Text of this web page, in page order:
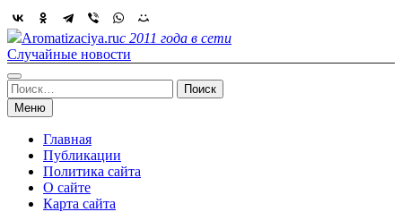
Skip
to
content
Aromatizaciya.ruс 2011 года в сети
Случайные новости
Найти:
Меню
Главная
Публикации
Политика сайта
О сайте
Карта сайта